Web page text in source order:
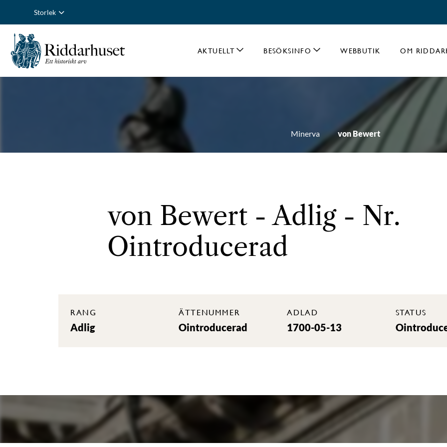
Storlek
AKTUELLT BESÖKSINFO WEBBUTIK OM
Minerva von Bewert
von Bewert - Adlig - Nr.
Ointroducerad
RANG
Adlig
ÄTTENUMMER
Ointroducerad
ADLAD
1700-05-13
STATUS